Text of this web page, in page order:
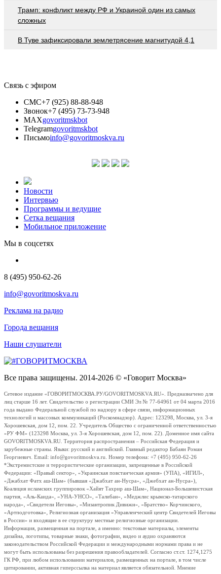
Трамп: конфликт между РФ и Украиной один из самых
сложных
В Туве зафиксировали землетрясение магнитудой 4,1
Связь с эфиром
СМС+7 (925) 88-88-948
Звонок+7 (495) 73-73-948
MAXgovoritmskbot
Telegramgovoritmskbot
Письмоinfo@govoritmoskva.ru
Новости
Интервью
Программы и ведущие
Сетка вещания
Мобильное приложение
Мы в соцсетях
8 (495) 950-62-26
info@govoritmoskva.ru
Реклама на радио
Города вещания
Наши слушатели
Все права защищены. 2014-2026 © «Говорит Москва»
Сетевое издание «ГОВОРИТМОСКВА.РУ/GOVORITMOSKVA.RU». Предназначено для
лиц старше 16 лет. Свидетельство о регистрации СМИ Эл № 77-64961 от 04 марта 2016
года выдано Федеральной службой по надзору в сфере связи, информационных
технологий и массовых коммуникаций (Роскомнадзор). Адрес: 123298, Москва, ул. 3-я
Хорошевская, дом 12, пом. 22. Учредитель Общество с ограниченной ответственностью
«РУ ФМ» (123298 Москва, ул. 3-я Хорошевская, дом 12, пом. 22). Доменное имя сайта
GOVORITMOSKVA.RU. Территория распространения – Российская Федерация и
зарубежные страны. Языки: русский и английский. Главный редактор Бабаян Роман
Георгиевич. Email: info@govoritmoskva.ru. Номер телефона: +7 (495) 950-62-26
*Экстремистские и террористические организации, запрещенные в Российской
Федерации: «Правый сектор», «Украинская повстанческая армия» (УПА), «ИГИЛ»,
«Джабхат Фатх аш-Шам» (бывшая «Джабхат ан-Нусра», «Джебхат ан-Нусра»),
Коалиция исламских группировок «Хайят Тахрир аш-Шам», Национал-Большевистская
партия, «Аль-Каида», «УНА-УНСО», «Талибан», «Меджлис крымско-татарского
народа», «Свидетели Иеговы», «Мизантропик Дивижн», «Братство» Корчинского,
«Артподготовка», Религиозная организация «Управленческий центр Свидетелей Иеговы
в России» и входящие в ее структуру местные религиозные организации.
Информация, размещенная на портале, а именно: текстовые материалы, элементы
дизайна, логотипы, товарные знаки, фотографии, видео и аудио охраняются
законодательством Российской Федерации и международными нормами права и не
могут быть использованы без разрешения правообладателей. Согласно ст.ст. 1274,1275
ГК РФ, при любом использовании материалов, размещенных на портале, в том числе
цитировании, активная гиперссылка на материал является обязательной. Мнение